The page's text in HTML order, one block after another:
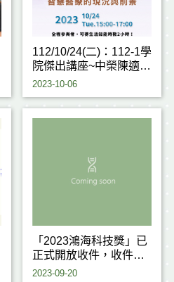
112/10/24(二)：112-1學
院傑出講座~中榮陳適安
院長
2023-10-06
「2023鴻海科技獎」已
正式開放收件，收件期
間至9/30止
2023-09-20